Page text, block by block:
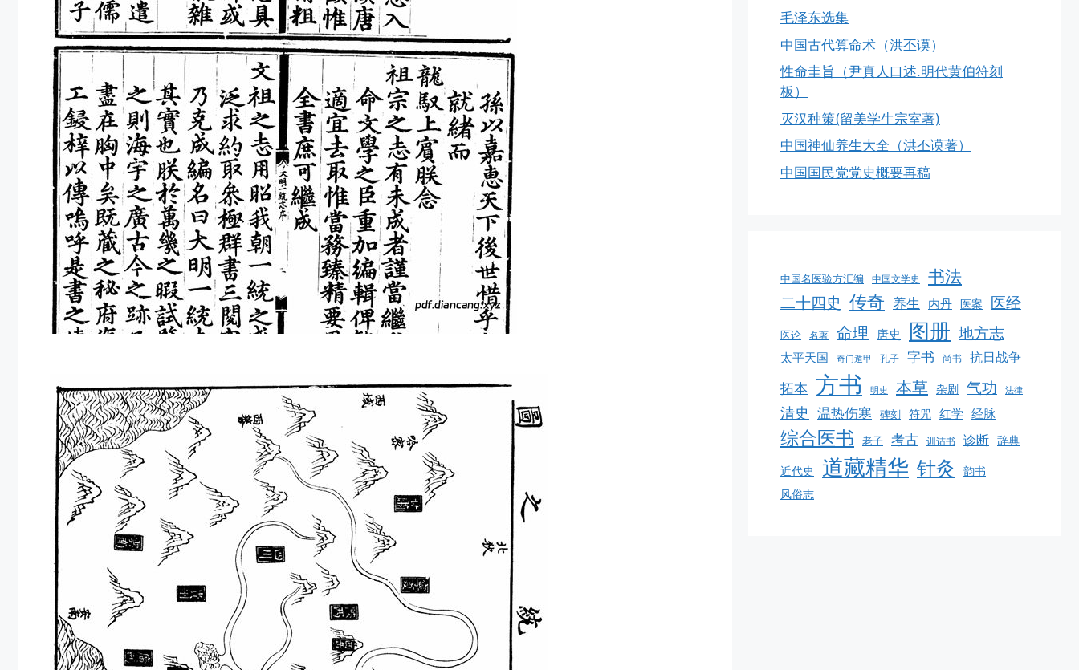
毛泽东选集
中国古代算命术（洪丕谟）
性命圭旨（尹真人口述.明代黄伯符刻
板）
灭汉种策(留美学生宗室著)
中国神仙养生大全（洪丕谟著）
中国国民党党史概要再稿
中国名医验方汇编 中国文学史 书法
二十四史 传奇 养生 内丹 医案 医经
医论 名著 命理 唐史 图册 地方志
太平天国 奇门遁甲 孔子 字书 尚书 抗日战争
拓本 方书 明史 本草 杂剧 气功 法律
清史 温热伤寒 碑刻 符咒 红学 经脉
综合医书 老子 考古 训诂书 诊断 辞典
近代史 道藏精华 针灸 韵书
风俗志